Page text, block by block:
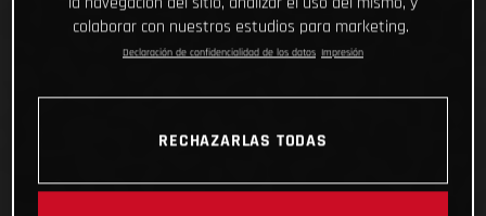
colaborar con nuestros estudios para marketing.
Declaración de confidencialidad de los datos Impresión
RECHAZARLAS TODAS